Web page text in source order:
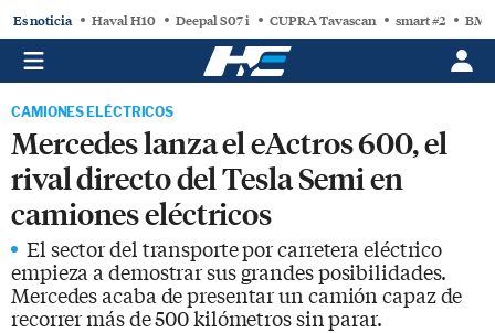
Es noticia Haval H10 Deepal S07 i CUPRA Tavascan smart #2
CAMIONES ELÉCTRICOS
Mercedes lanza el eActros 600, el
rival directo del Tesla Semi en
camiones eléctricos
El sector del transporte por carretera eléctrico
empieza a demostrar sus grandes posibilidades.
Mercedes acaba de presentar un camión capaz de
recorrer más de 500 kilómetros sin parar.